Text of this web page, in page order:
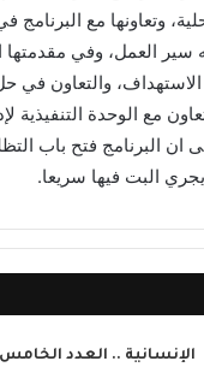
وتعاونها مع البرنامج
سير العمل، وفي مقدمتها
والتعاون في
مع الوحدة التنفيذية
ان البرنامج فتح باب
البت فيها سريعا.
الإنسانية .. العدد